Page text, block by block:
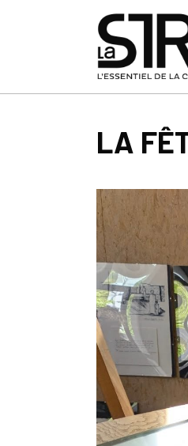
LA